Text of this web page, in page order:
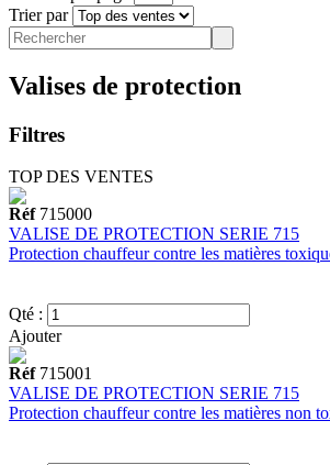
Trier par
Valises de protection
Filtres
TOP DES VENTES
Réf715000
VALISE DE PROTECTION SERIE 715
Protection chauffeur contre les matières
Qté :
Ajouter
Réf715001
VALISE DE PROTECTION SERIE 715
Protection chauffeur contre les matières non